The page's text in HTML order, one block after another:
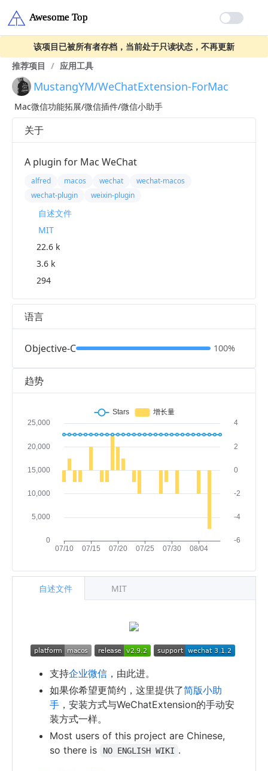
该项目已被所有者存档，当前处于只读状态，不再更新
推荐项目 / 应用工具
MustangYM/WeChatExtension-ForMac
Mac微信功能拓展/微信插件/微信小助手
趋势
支持企业微信 ，由此进。
如果你希望更简约，这里提供了简版小助
手 ，安装方式与WeChatExtension的手动安
装方式一样。
Most users of this project are Chinese,
so there is
NO ENGLISH WIKI .
自述文件 MIT
关于
A plugin for Mac WeChat
alfred macos wechat
wechat-macos
wechat-plugin
weixin-plugin
自述文件
MIT
22.6 k
3.6 k
294
语言
Objective-C 100%